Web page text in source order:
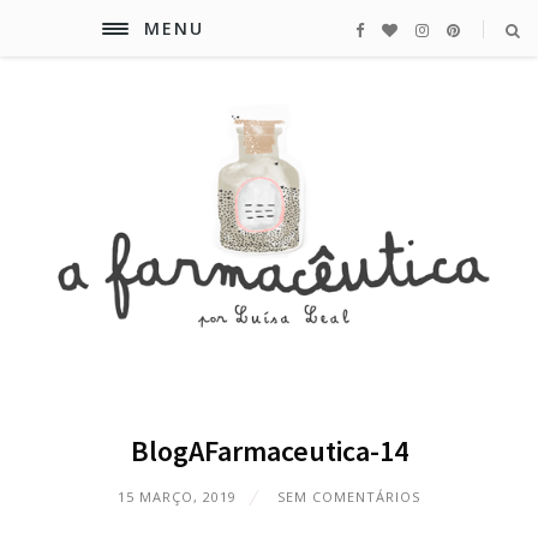
MENU
BlogAFarmaceutica-14
15 MARÇO, 2019 SEM COMENTÁRIOS